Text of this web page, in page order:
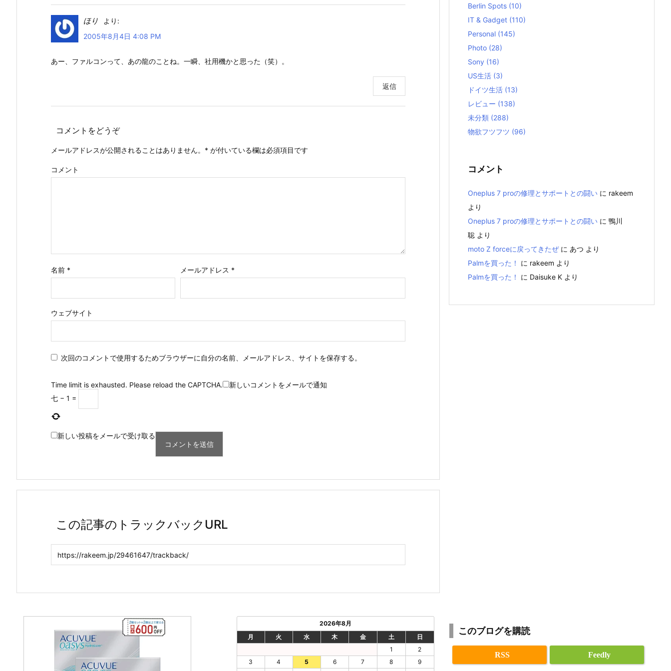
ほり
より:
2005年8月4日 4:08 PM
あー、ファルコンって、あの龍のことね。一瞬、社用機かと思った（笑）。
返信
コメントをどうぞ
メールアドレスが公開されることはありません。 * が付いている欄は必須項目です
コメント
名前 * メールアドレス *
ウェブサイト
次回のコメントで使用するためブラウザーに自分の名前、メールアドレス、サイトを保存する。
Time limit is exhausted. Please reload the CAPTCHA.
七 − 1 =
新しいコメントをメールで通知
新しい投稿をメールで受け取る
この記事のトラックバックURL
Berlin Spots (10)
IT & Gadget (110)
Personal (145)
Photo (28)
Sony (16)
US生活 (3)
ドイツ生活 (13)
レビュー (138)
未分類 (288)
物欲フツフツ (96)
コメント
Oneplus 7 proの修理とサポートとの闘い に rakeem
より
Oneplus 7 proの修理とサポートとの闘い に 鴨川
聡 より
moto Z forceに戻ってきたぜに あつ より
Palmを買った！
に rakeem より
Palmを買った！
に Daisuke K より
2026年8月
月
火 水 木 金 土
日
1
2
3
4 5 6 7 8
9
このブログを購読
RSS Feedly